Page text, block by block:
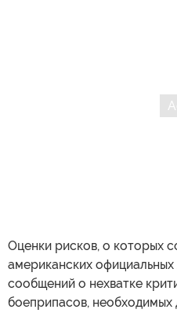
Оценки рисков, о которых
американских
сообщений о нехватке
боеприпасов, необходимых